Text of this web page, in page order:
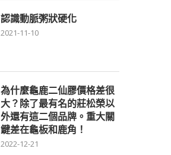
認識動脈粥狀硬化
2021-11-10
為什麼龜鹿二仙膠價格差很
大？除了最有名的莊松榮以
外還有這二個品牌。重大關
鍵差在龜板和鹿角！
2022-12-21